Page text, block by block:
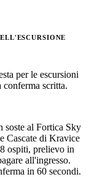
per le escursioni
scritta.
soste al Fortica Sky
Cascate di Kravice
ospiti, prelievo in
all'ingresso.
in 60 secondi.